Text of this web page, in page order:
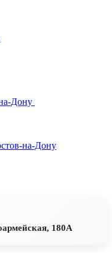
Дону
на-Дону
180А